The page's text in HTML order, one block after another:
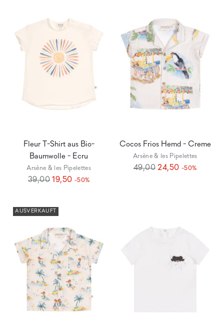
Fleur T-Shirt aus Bio-
Baumwolle - Ecru
Arsène & les Pipelettes
Regulärer
39,00 19,50 -50%
Cocos Frios Hemd - Creme
Arsène & les Pipelettes
Regulärer
49,00 24,50 -50%
AUSVERKAUFT